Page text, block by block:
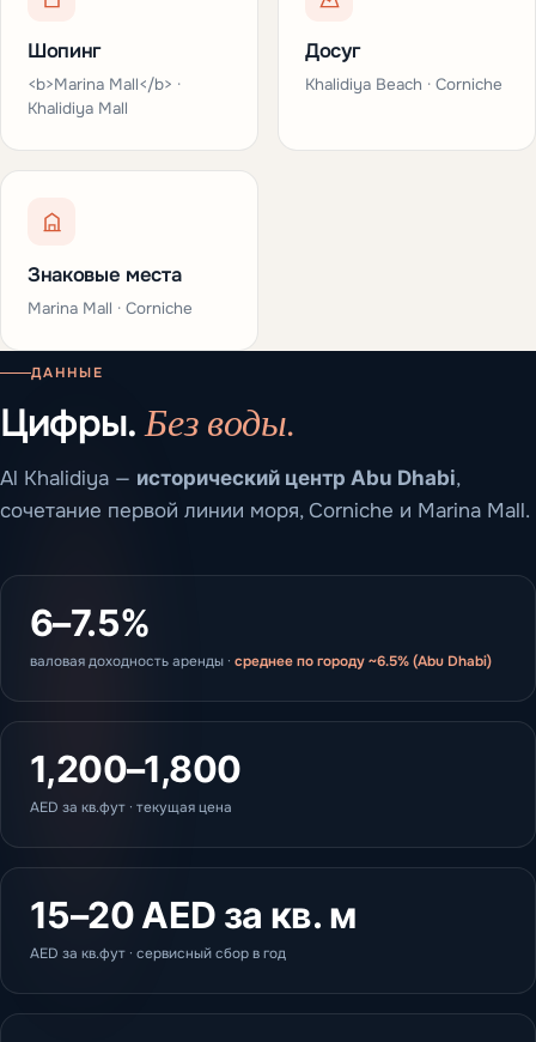
Шопинг
<b>Marina Mall</b> ·
Khalidiya Mall
Досуг
Khalidiya Beach · Corniche
Знаковые места
Marina Mall · Corniche
ДАННЫЕ
Цифры.Без воды.
Al Khalidiya — исторический центр Abu Dhabi,
сочетание первой линии моря, Corniche и Marina Mall.
6–7.5%
валовая доходность аренды · среднее по городу ~6.5% (Abu Dhabi)
1,200–1,800
AED за кв.фут · текущая цена
15–20 AED за кв. м
AED за кв.фут · сервисный сбор в год